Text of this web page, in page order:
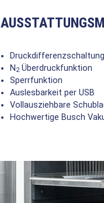
N 2 Überdruckfunktion
Sperrfunktion
Auslesbarkeit per USB
Vollausziehbare
Hochwertige Busch